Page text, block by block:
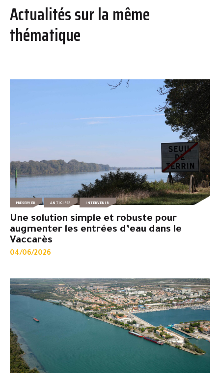
Actualités sur la même
thématique
PRÉSERVER ANTICIPER INTERVENIR
Une solution simple et robuste pour
augmenter les entrées d’eau dans le
Vaccarès
04/06/2026